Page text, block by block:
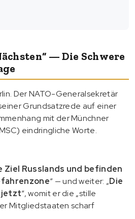
— Die Schwere
Der NATO-Generalsekretär
Grundsatzrede auf einer
mit der Münchner
eindringliche Worte.
Ziel Russlands und befinden
“ — und weiter: „Die
jetzt“, womit er die „stille
Mitgliedstaaten scharf